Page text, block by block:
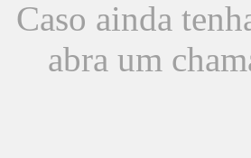
Caso ainda
abra um